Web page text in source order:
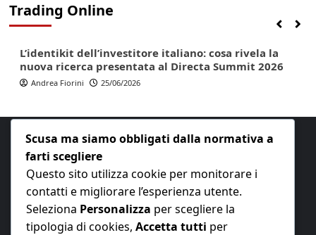
Trading Online
L’identikit dell’investitore italiano: cosa rivela la
nuova ricerca presentata al Directa Summit 2026
Andrea Fiorini 25/06/2026
E-mail:redazione@nuovaeconomia.it
Scusa ma siamo obbligati dalla normativa a
farti scegliere
Questo sito utilizza cookie per monitorare i
contatti e migliorare l’esperienza utente.
Seleziona Personalizza per scegliere la
tipologia di cookies, Accetta tutti per